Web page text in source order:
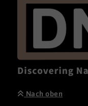
Nach oben